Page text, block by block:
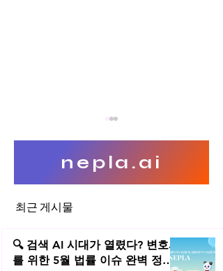
호법 위반인가?
nepla.ai
최근 게시물
🔍 검색 AI 시대가 열렸다? 변호사
를 위한 5월 법률 이슈 완벽 정리 |